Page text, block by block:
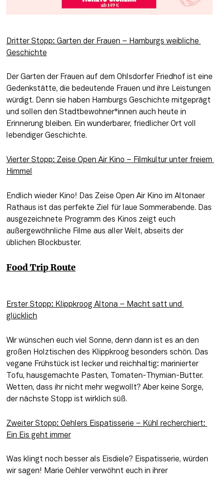
Dritter Stopp: Garten der Frauen – Hamburgs weibliche
Geschichte
Der Garten der Frauen auf dem Ohlsdorfer Friedhof ist eine
Gedenkstätte, die bedeutende Frauen und ihre Leistungen
würdigt. Denn sie haben Hamburgs Geschichte mitgeprägt
und sollen den Stadtbewohner*innen auch heute in
Erinnerung bleiben. Ein wunderbarer, friedlicher Ort voll
lebendiger Geschichte.
Vierter Stopp: Zeise Open Air Kino – Filmkultur unter freiem
Himmel
Endlich wieder Kino! Das Zeise Open Air Kino im Altonaer
Rathaus ist das perfekte Ziel für laue Sommerabende. Das
ausgezeichnete Programm des Kinos zeigt euch
außergewöhnliche Filme aus aller Welt, abseits der
üblichen Blockbuster.
Food Trip Route
Erster Stopp: Klippkroog Altona – Macht satt und
glücklich
Wir wünschen euch viel Sonne, denn dann ist es an den
großen Holztischen des Klippkroog besonders schön. Das
vegane Frühstück ist lecker und reichhaltig: marinierter
Tofu, hausgemachte Pasten, Tomaten-Thymian-Butter.
Wetten, dass ihr nicht mehr wegwollt? Aber keine Sorge,
der nächste Stopp ist wirklich süß.
Zweiter Stopp: Oehlers Eispatisserie – Kühl recherchiert:
Ein Eis geht immer
Was klingt noch besser als Eisdiele? Eispatisserie, würden
wir sagen! Marie Oehler verwöhnt euch in ihrer